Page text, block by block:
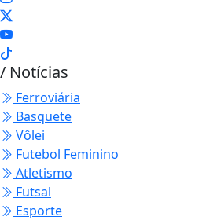
/ Notícias
Ferroviária
Basquete
Vôlei
Futebol Feminino
Atletismo
Futsal
Esporte